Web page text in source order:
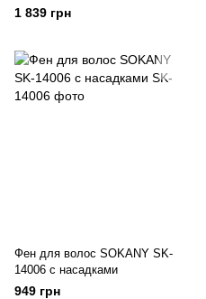
насадки, зеленый
1 839 грн
Фен для волос SOKANY SK-
14006 с насадками
949 грн